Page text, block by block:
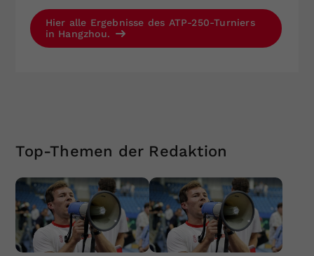
Hier alle Ergebnisse des ATP-250-Turniers
in Hangzhou.
Top-Themen der Redaktion